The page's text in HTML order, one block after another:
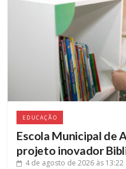
EDUCAÇÃO
Escola Municipal de
projeto inovador
4 de agosto de 2026 às 13:22